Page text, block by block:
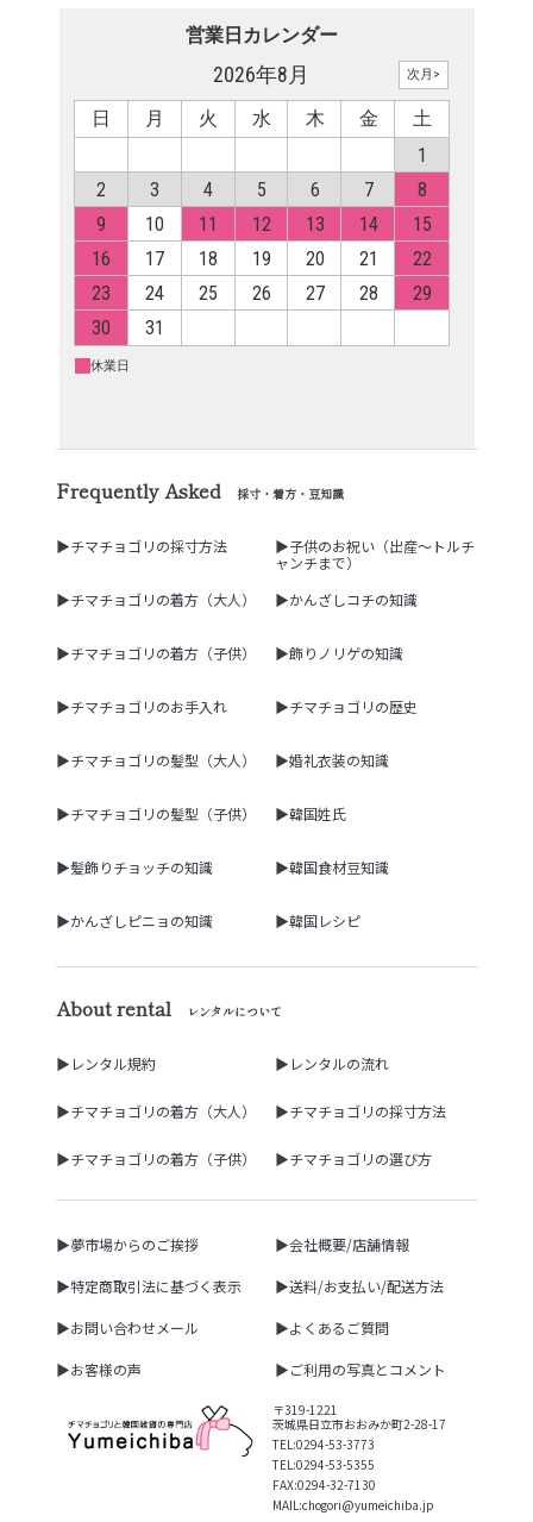
Frequently Asked 採寸・着方・豆知識
▶チマチョゴリの採寸方法
▶子供のお祝い（出産～トルチ
ャンチまで）
▶チマチョゴリの着方（大人）
▶かんざしコチの知識
▶チマチョゴリの着方（子供） ▶飾りノリゲの知識
▶チマチョゴリのお手入れ ▶チマチョゴリの歴史
▶チマチョゴリの髪型（大人） ▶婚礼衣装の知識
▶チマチョゴリの髪型（子供） ▶韓国姓氏
▶髪飾りチョッチの知識 ▶韓国食材豆知識
▶かんざしピニョの知識 ▶韓国レシピ
About rental レンタルについて
▶レンタル規約 ▶レンタルの流れ
▶チマチョゴリの着方（大人） ▶チマチョゴリの採寸方法
▶チマチョゴリの着方（子供） ▶チマチョゴリの選び方
▶夢市場からのご挨拶 ▶会社概要/店舗情報
▶特定商取引法に基づく表示 ▶送料/お支払い/配送方法
▶お問い合わせメール ▶よくあるご質問
▶お客様の声 ▶ご利用の写真とコメント
〒319-1221
茨城県日立市おおみか町2-28-17
TEL:0294-53-3773
TEL:0294-53-5355
FAX:0294-32-7130
MAIL:chogori@yumeichiba.jp